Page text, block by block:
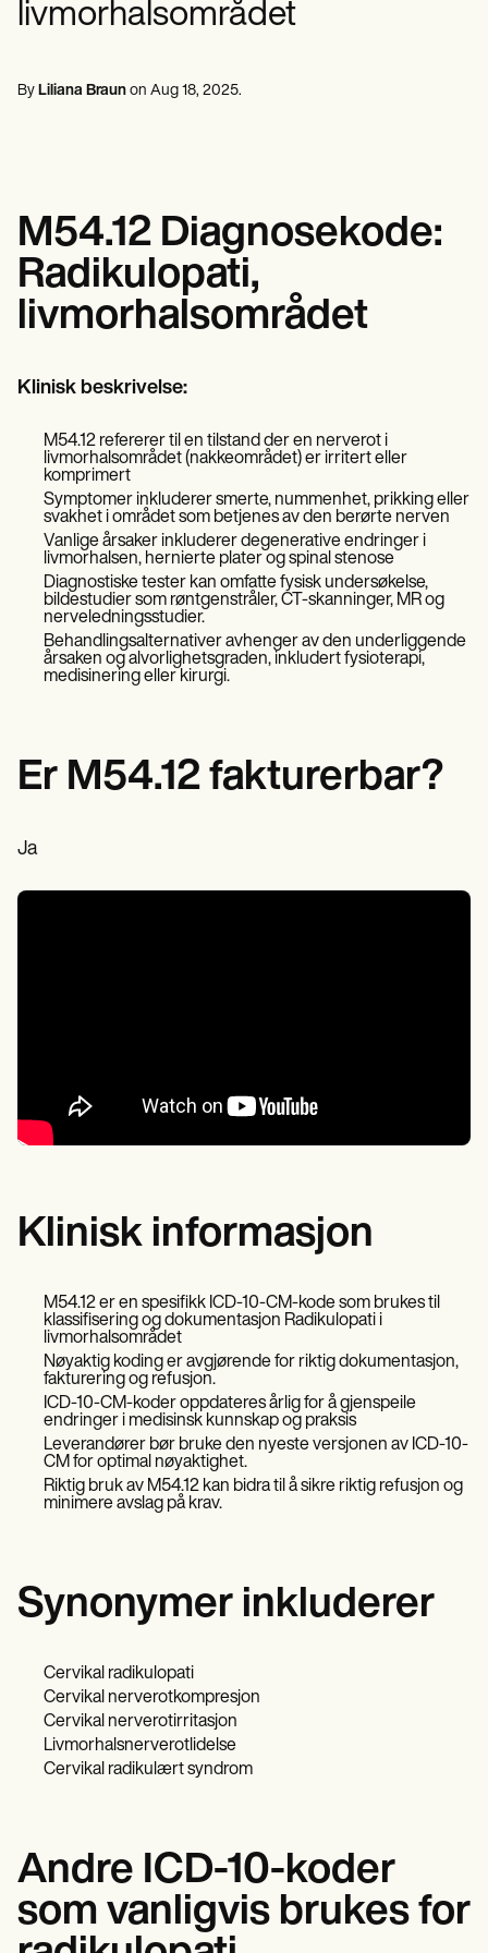
Psykisk helsepersonell
Sosialarbeidere
Psykologer
Ressursveiledninger
Sammenligning
Appveiledninger
ICD-koder
SOAP Notatmal
Social Work Treatment Plans
DAR Note Template
Patient Visit Summary Template
Help Center
Demos
Training Hub
Webinars
Switch to Carepatron
Become a Partner
Pricing
Why Carepatron?
Insurance claims
Speech therapists
Life coaches
livmorhalsområdet
By Liliana Braun on Aug 18, 2025.
M54.12 Diagnosekode:
Radikulopati,
livmorhalsområdet
Klinisk beskrivelse:
M54.12 refererer til en tilstand der en nerverot i
livmorhalsområdet (nakkeområdet) er irritert eller
komprimert
Symptomer inkluderer smerte, nummenhet, prikking eller
svakhet i området som betjenes av den berørte nerven
Vanlige årsaker inkluderer degenerative endringer i
livmorhalsen, hernierte plater og spinal stenose
Diagnostiske tester kan omfatte fysisk undersøkelse,
bildestudier som røntgenstråler, CT-skanninger, MR og
nerveledningsstudier.
Behandlingsalternativer avhenger av den underliggende
årsaken og alvorlighetsgraden, inkludert fysioterapi,
medisinering eller kirurgi.
Er M54.12 fakturerbar?
Ja
Klinisk informasjon
M54.12 er en spesifikk ICD-10-CM-kode som brukes til
klassifisering og dokumentasjon Radikulopati i
livmorhalsområdet
Nøyaktig koding er avgjørende for riktig dokumentasjon,
fakturering og refusjon.
ICD-10-CM-koder oppdateres årlig for å gjenspeile
endringer i medisinsk kunnskap og praksis
Leverandører bør bruke den nyeste versjonen av ICD-10-
CM for optimal nøyaktighet.
Riktig bruk av M54.12 kan bidra til å sikre riktig refusjon og
minimere avslag på krav.
Synonymer inkluderer
Cervikal radikulopati
Cervikal nerverotkompresjon
Cervikal nerverotirritasjon
Livmorhalsnerverotlidelse
Cervikal radikulært syndrom
Andre ICD-10-koder
som vanligvis brukes for